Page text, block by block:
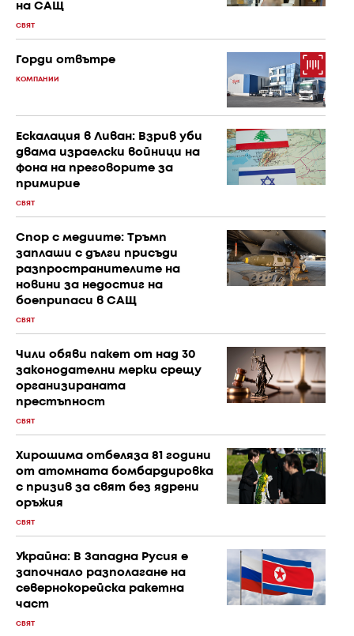
на САЩ
СВЯТ
Горди отвътре
КОМПАНИИ
Ескалация в Ливан: Взрив уби
двама израелски войници на
фона на преговорите за
примирие
СВЯТ
Спор с медиите: Тръмп
заплаши с дълги присъди
разпространителите на
новини за недостиг на
боеприпаси в САЩ
СВЯТ
Чили обяви пакет от над 30
законодателни мерки срещу
организираната
престъпност
СВЯТ
Хирошима отбеляза 81 години
от атомната бомбардировка
с призив за свят без ядрени
оръжия
СВЯТ
Украйна: В Западна Русия е
започнало разполагане на
севернокорейска ракетна
част
СВЯТ